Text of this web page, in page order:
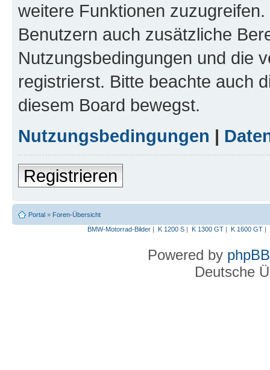
weitere Funktionen
Benutzern auch zusätzliche
Nutzungsbedingungen und die
registrierst. Bitte beachte auch
diesem Board bewegst.
Nutzungsbedingungen |
Registrieren
Portal » Foren-Übersicht
BMW-Motorrad-Bilder| K 1200 S| K 1300 GT| K 1600 GT|
Powered by phpBB
Deutsche